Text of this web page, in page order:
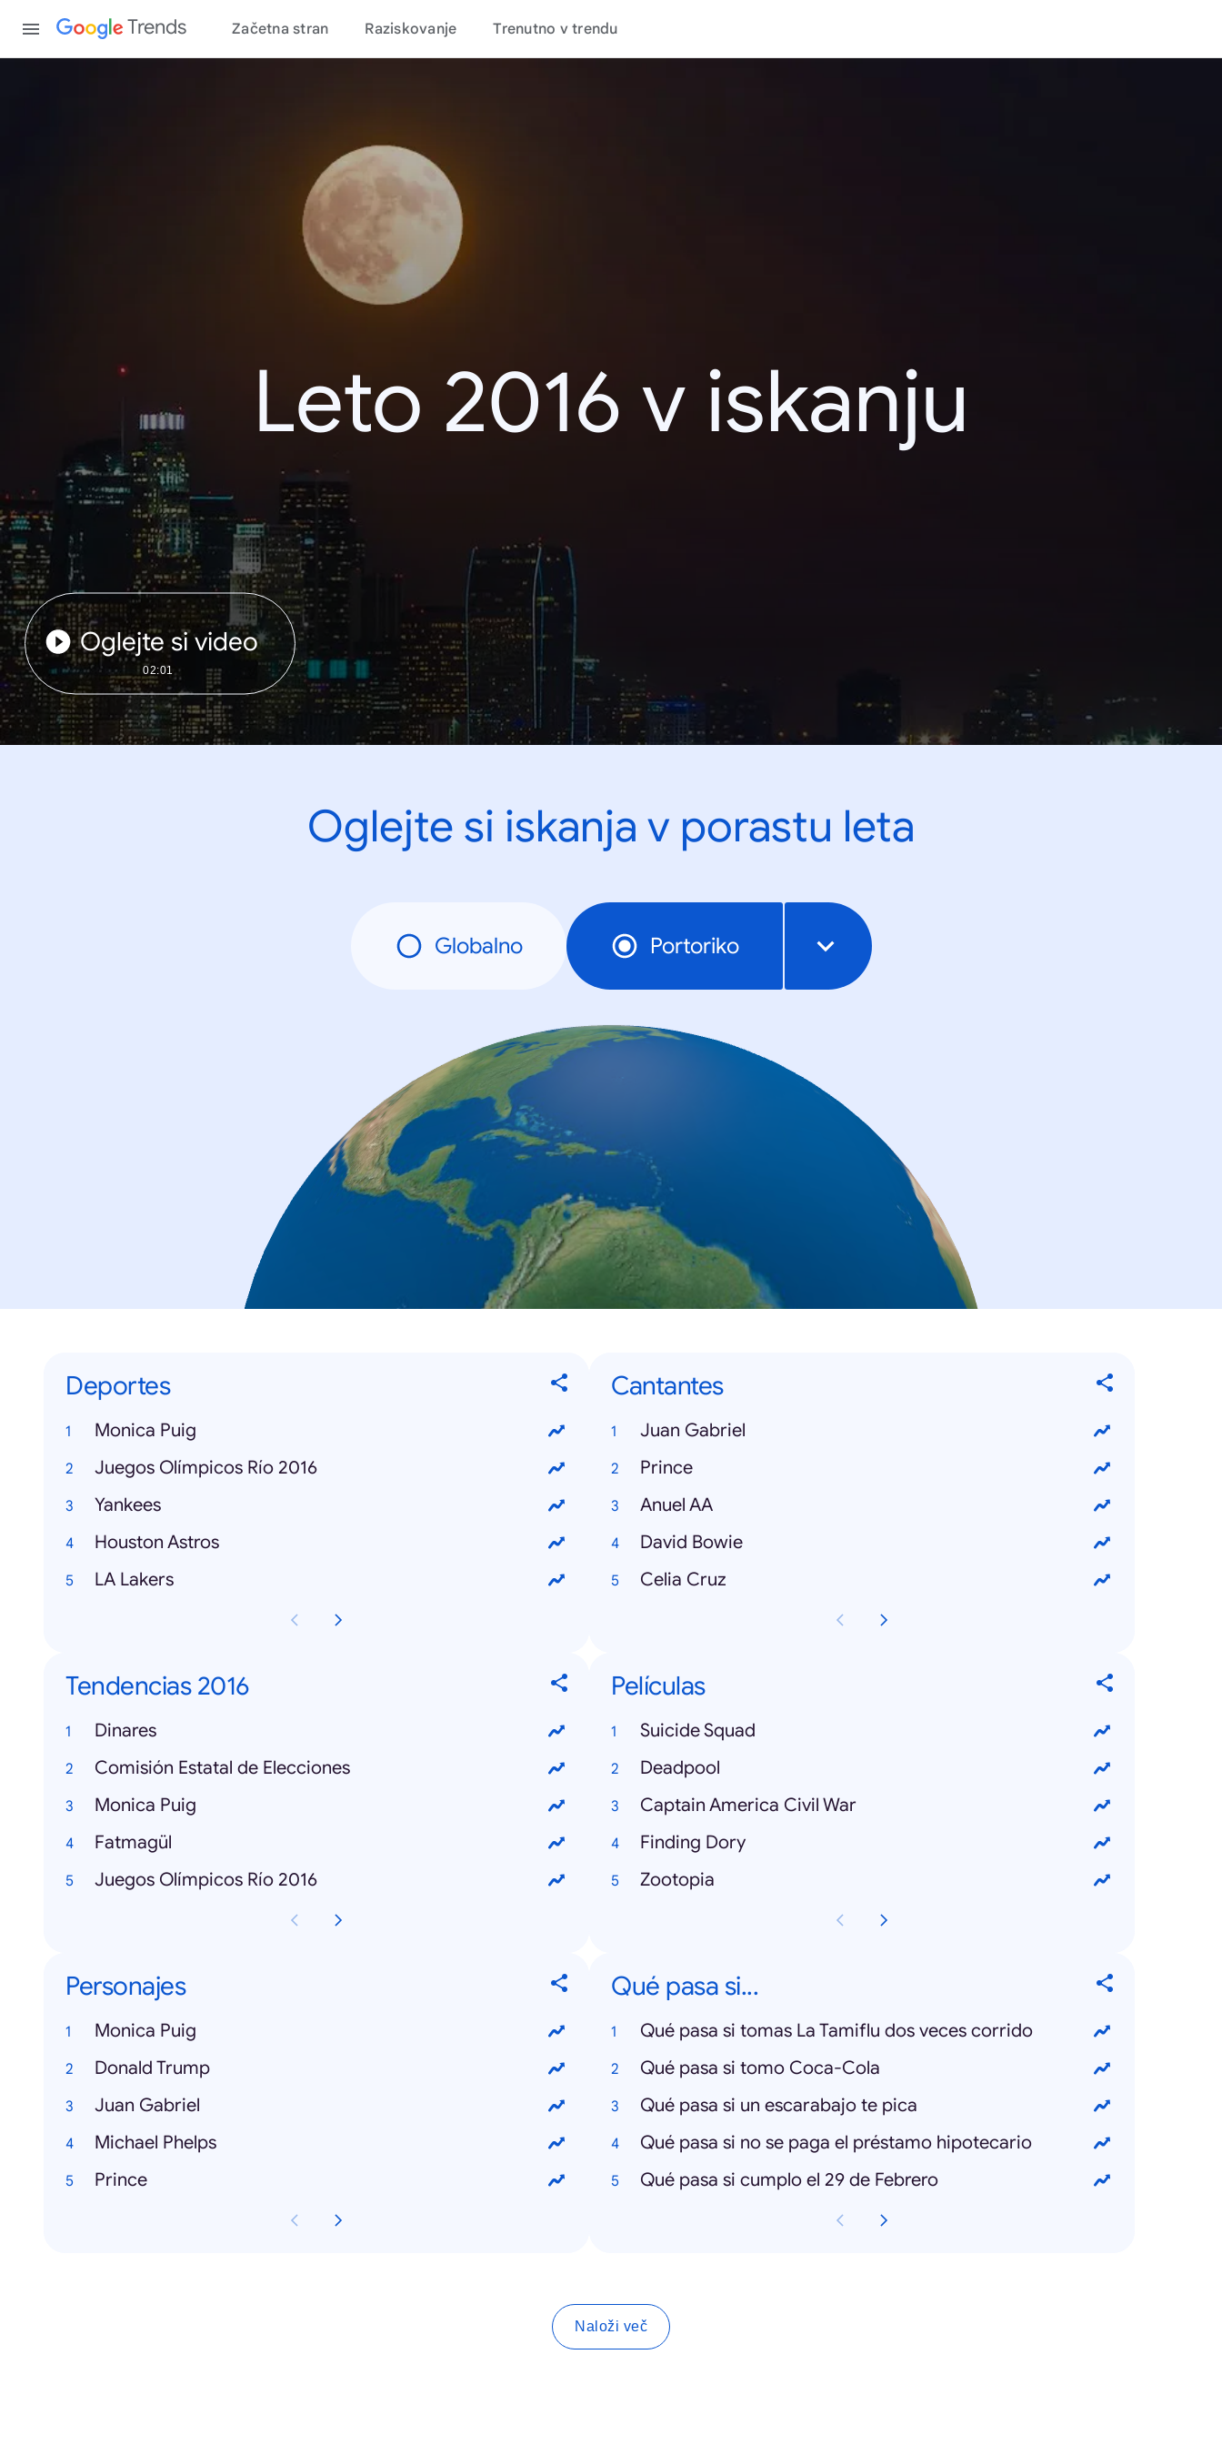
Trends Začetna stran Raziskovanje Trenutno v trendu
Leto 2016 v iskanju
Oglejte si video
02:01
Oglejte si iskanja v porastu leta
Globalno Portoriko
Deportes
Monica Puig
Juegos Olímpicos Río 2016
Yankees
Houston Astros
LA Lakers
Cantantes
Juan Gabriel
Prince
Anuel AA
David Bowie
Celia Cruz
Tendencias 2016
Dinares
Comisión Estatal de Elecciones
Monica Puig
Fatmagül
Juegos Olímpicos Río 2016
Películas
Suicide Squad
Deadpool
Captain America Civil War
Finding Dory
Zootopia
Personajes
Monica Puig
Donald Trump
Juan Gabriel
Michael Phelps
Prince
Qué pasa si...
Qué pasa si tomas La Tamiflu dos veces corrido
Qué pasa si tomo Coca-Cola
Qué pasa si un escarabajo te pica
Qué pasa si no se paga el préstamo hipotecario
Qué pasa si cumplo el 29 de Febrero
Naloži več